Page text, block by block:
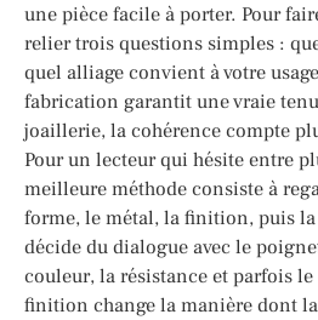
une pièce facile à porter. Pour
relier trois questions simples :
quel alliage convient à votre
fabrication garantit une vraie
joaillerie, la cohérence compte
Pour un lecteur qui hésite entre
meilleure méthode consiste à
forme, le métal, la finition, puis
décide du dialogue avec le
couleur, la résistance et parfois
finition change la manière dont